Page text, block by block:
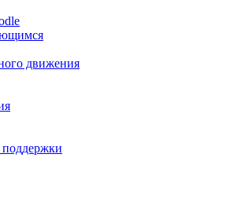
движения
поддержки